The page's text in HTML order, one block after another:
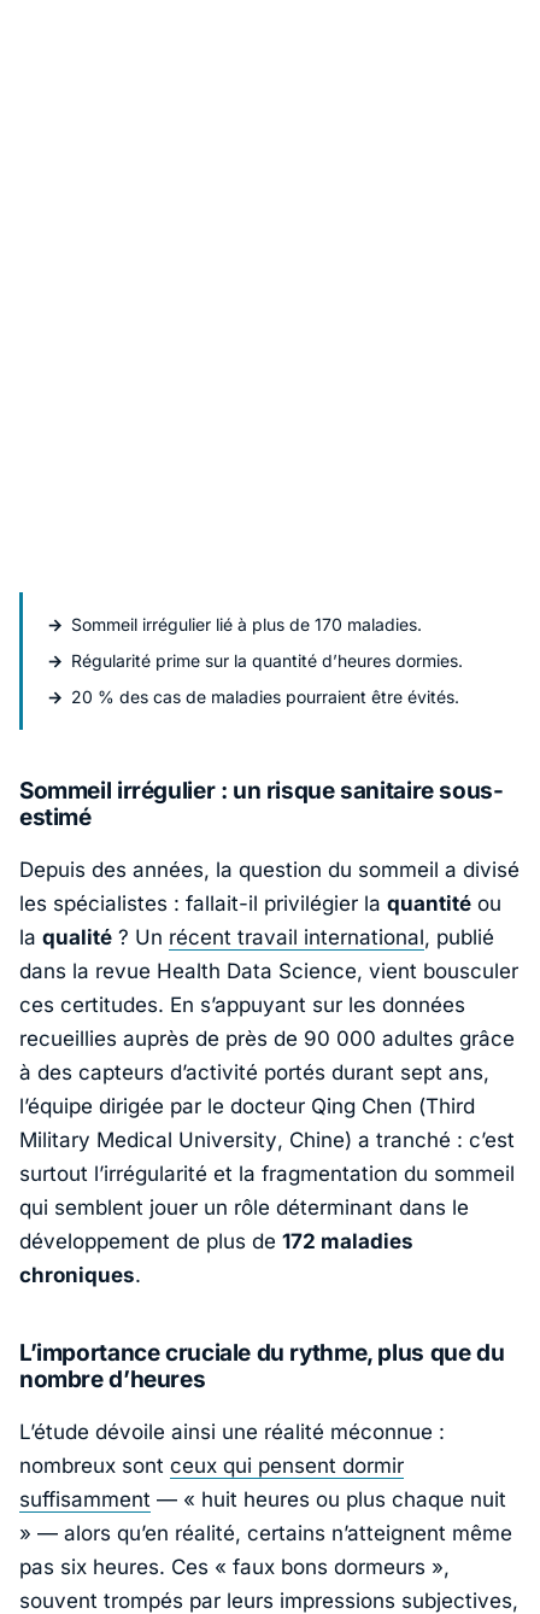
Sommeil irrégulier lié à plus de 170 maladies.
Régularité prime sur la quantité d’heures dormies.
20 % des cas de maladies pourraient être évités.
Sommeil irrégulier : un risque sanitaire sous-
estimé
Depuis des années, la question du sommeil a divisé
les spécialistes : fallait-il privilégier la quantité ou
la qualité ? Un récent travail international, publié
dans la revue Health Data Science, vient bousculer
ces certitudes. En s’appuyant sur les données
recueillies auprès de près de 90 000 adultes grâce
à des capteurs d’activité portés durant sept ans,
l’équipe dirigée par le docteur Qing Chen (Third
Military Medical University, Chine) a tranché : c’est
surtout l’irrégularité et la fragmentation du sommeil
qui semblent jouer un rôle déterminant dans le
développement de plus de 172 maladies
chroniques.
L’importance cruciale du rythme, plus que du
nombre d’heures
L’étude dévoile ainsi une réalité méconnue :
nombreux sont ceux qui pensent dormir
suffisamment — « huit heures ou plus chaque nuit
» — alors qu’en réalité, certains n’atteignent même
pas six heures. Ces « faux bons dormeurs »,
souvent trompés par leurs impressions subjectives,